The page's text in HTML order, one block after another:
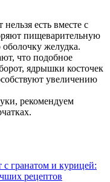
есть вместе с
пищеварительную
желудка.
что подобное
ядрышки косточек
увеличению
рекомендуем
с гранатом и курицей:
рецептов